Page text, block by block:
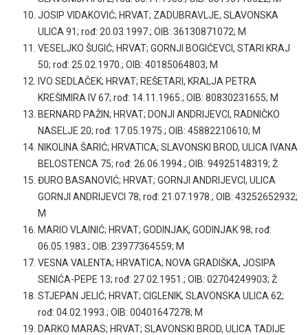
JOSIP VIDAKOVIĆ; HRVAT; ZADUBRAVLJE, SLAVONSKA
ULICA 91; rođ: 20.03.1997.; OIB: 36130871072; M
VESELJKO ŠUGIĆ; HRVAT; GORNJI BOGIĆEVCI, STARI KRAJ
50; rođ: 25.02.1970.; OIB: 40185064803; M
IVO SEDLAČEK; HRVAT; REŠETARI, KRALJA PETRA
KREŠIMIRA IV 67; rođ: 14.11.1965.; OIB: 80830231655; M
BERNARD PAŽIN; HRVAT; DONJI ANDRIJEVCI, RADNIČKO
NASELJE 20; rođ: 17.05.1975.; OIB: 45882210610; M
NIKOLINA ŠARIĆ; HRVATICA; SLAVONSKI BROD, ULICA IVANA
BELOSTENCA 75; rođ: 26.06.1994.; OIB: 94925148319; Ž
ĐURO BASANOVIĆ; HRVAT; GORNJI ANDRIJEVCI, ULICA
GORNJI ANDRIJEVCI 78; rođ: 21.07.1978.; OIB: 43252652932;
M
MARIO VLAINIĆ; HRVAT; GODINJAK, GODINJAK 98; rođ:
06.05.1983.; OIB: 23977364559; M
VESNA VALENTA; HRVATICA; NOVA GRADIŠKA, JOSIPA
SENIĆA-PEPE 13; rođ: 27.02.1951.; OIB: 02704249903; Ž
STJEPAN JELIĆ; HRVAT; CIGLENIK, SLAVONSKA ULICA 62;
rođ: 04.02.1993.; OIB: 00401647278; M
DARKO MARAS; HRVAT; SLAVONSKI BROD, ULICA TADIJE